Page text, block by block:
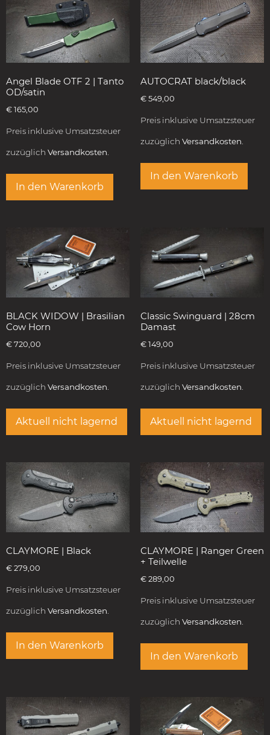
Angel Blade OTF 2 | Tanto
OD/satin
€ 165,00
Preis inklusive Umsatzsteuer
zuzüglich Versandkosten.
In den Warenkorb
AUTOCRAT black/black
€549,00
Preis inklusive Umsatzsteuer
zuzüglich Versandkosten.
In den Warenkorb
BLACK WIDOW | Brasilian
Cow Horn
€ 720,00
Preis inklusive Umsatzsteuer
zuzüglich Versandkosten.
Aktuell nicht lagernd
Classic Swinguard | 28cm
Damast
€149,00
Preis inklusive Umsatzsteuer
zuzüglich Versandkosten.
Aktuell nicht lagernd
CLAYMORE | Black
€ 279,00
Preis inklusive Umsatzsteuer
zuzüglich Versandkosten.
In den Warenkorb
CLAYMORE | Ranger Green
+ Teilwelle
€289,00
Preis inklusive Umsatzsteuer
zuzüglich Versandkosten.
In den Warenkorb